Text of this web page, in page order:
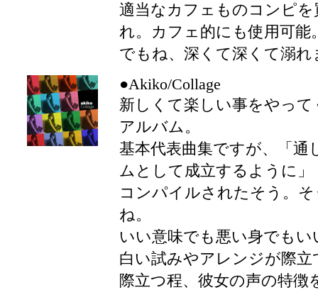
適当なカフェものコンピ
れ。カフェ的にも使用可能
でもね、深くて深くて溺れ
●Akiko/Collage
新しくて楽しい事をやっ
アルバム。
基本代表曲集ですが、「通
ムとして成立するように」
コンパイルされたそう。
ね。
いい意味でも悪い身でも
白い試みやアレンジが際立
際立つ程、彼女の声の特徴